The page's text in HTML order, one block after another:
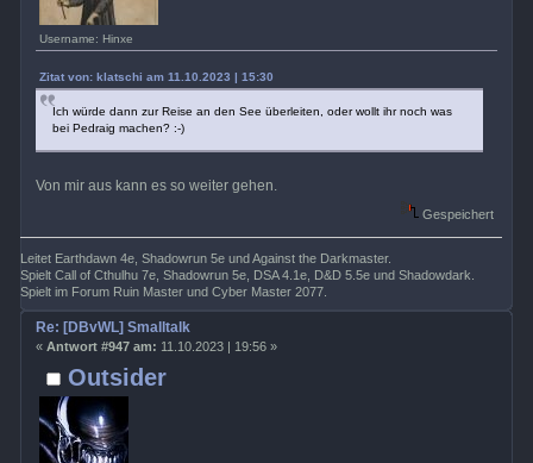
Username: Hinxe
Zitat von: klatschi am 11.10.2023 | 15:30
Ich würde dann zur Reise an den See überleiten, oder wollt ihr noch was
bei Pedraig machen? :-)
Von mir aus kann es so weiter gehen.
Gespeichert
Leitet Earthdawn 4e, Shadowrun 5e und Against the Darkmaster.
Spielt Call of Cthulhu 7e, Shadowrun 5e, DSA 4.1e, D&D 5.5e und Shadowdark.
Spielt im Forum Ruin Master und Cyber Master 2077.
Outsider
Re: [DBvWL] Smalltalk
« Antwort #947 am: 11.10.2023 | 19:56 »